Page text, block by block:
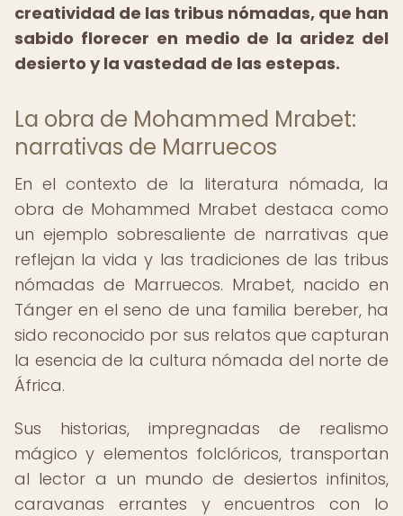
creatividad de las tribus nómadas, que han
sabido florecer en medio de la aridez del
desierto y la vastedad de las estepas.
La obra de Mohammed Mrabet:
narrativas de Marruecos
En el contexto de la literatura nómada, la
obra de Mohammed Mrabet destaca como
un ejemplo sobresaliente de narrativas que
reflejan la vida y las tradiciones de las tribus
nómadas de Marruecos. Mrabet, nacido en
Tánger en el seno de una familia bereber, ha
sido reconocido por sus relatos que capturan
la esencia de la cultura nómada del norte de
África.
Sus historias, impregnadas de realismo
mágico y elementos folclóricos, transportan
al lector a un mundo de desiertos infinitos,
caravanas errantes y encuentros con lo